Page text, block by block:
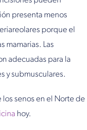
presenta menos
porque el
mamarias. Las
adecuadas para la
y submusculares.
los senos en el Norte de
hoy.